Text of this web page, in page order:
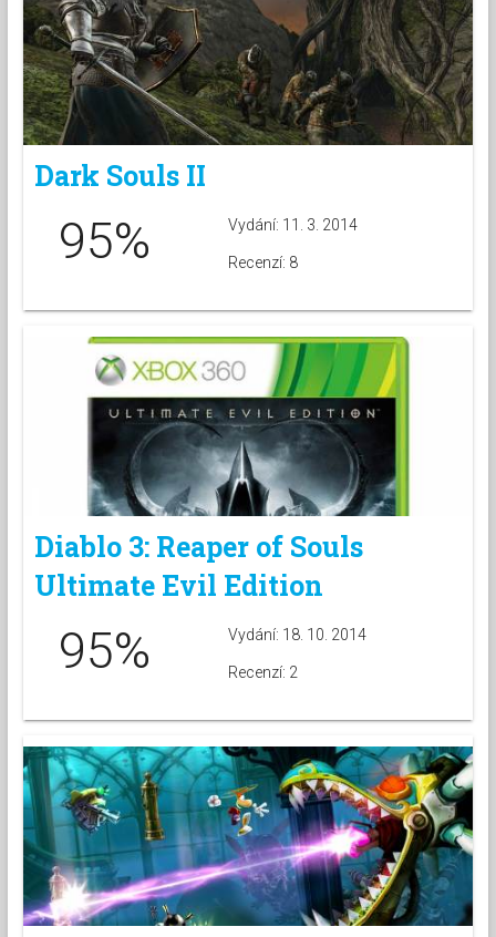
Dark Souls II
95% Vydání: 11. 3. 2014
Recenzí: 8
Diablo 3: Reaper of Souls
Ultimate Evil Edition
95% Vydání: 18. 10. 2014
Recenzí: 2